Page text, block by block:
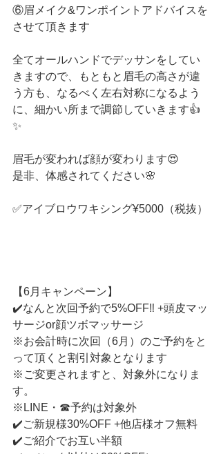
⑥眉メイク&ワンポイントアドバイスを
させて頂きます
全てオールハンドでデッサンをしてい
きますので、もともと眉毛の高さが違
う方も、なるべく左右対称になるよう
に、細かい所まで調節していきます👍
✨
眉毛が変われば顔が変わります😍
是非、体感されてください🌸
✅アイブロウワキシング¥5000（税抜）
【6月キャンペーン】
✔️なんと次回予約で5%OFF‼️ +頭皮マッ
サージor顔ツボマッサージ
※お会計時に次回（6月）のご予約をと
って頂くと割引対象となります
※ご変更されますと、対象外になりま
す。
※LINE・☎︎予約は対象外
✔️ご新規様30%OFF +他店様オフ無料
✔️ご紹介でお互い半額